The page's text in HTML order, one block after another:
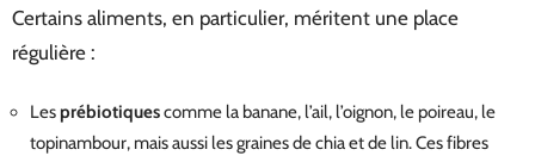
Certains aliments, en particulier, méritent une place
régulière :
Lesprébiotiquescomme la banane, l’ail, l’oignon, le poireau, le
topinambour, mais aussi les graines de chia et de lin. Ces fibres